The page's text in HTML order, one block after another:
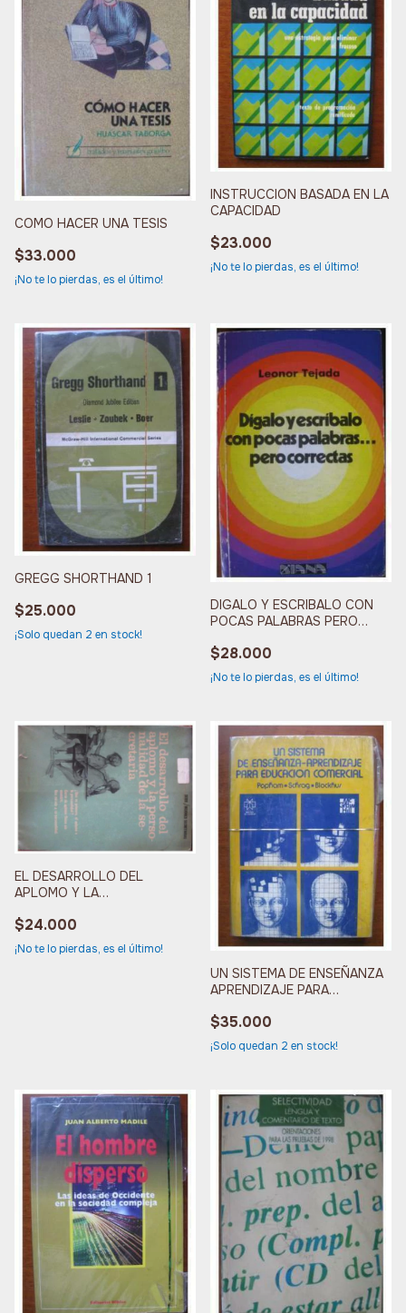
COMO HACER UNA TESIS
$33.000
¡No te lo pierdas, es el último!
INSTRUCCION BASADA EN LA
CAPACIDAD
$23.000
¡No te lo pierdas, es el último!
GREGG SHORTHAND 1
$25.000
¡Solo quedan 2 en stock!
DIGALO Y ESCRIBALO CON
POCAS PALABRAS PERO
$28.000
¡No te lo pierdas, es el último!
EL DESARROLLO DEL
APLOMO Y LA
SECRETARIA
$24.000
¡No te lo pierdas, es el último!
UN SISTEMA DE ENSEÑANZA
APRENDIZAJE PARA
$35.000
¡Solo quedan 2 en stock!